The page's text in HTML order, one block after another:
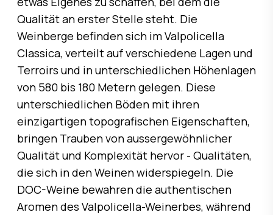
Qualität an erster Stelle steht. Die
Weinberge befinden sich im Valpolicella
Classica, verteilt auf verschiedene Lagen und
Terroirs und in unterschiedlichen Höhenlagen
von 580 bis 180 Metern gelegen. Diese
unterschiedlichen Böden mit ihren
einzigartigen topografischen Eigenschaften,
bringen Trauben von aussergewöhnlicher
Qualität und Komplexität hervor - Qualitäten,
die sich in den Weinen widerspiegeln. Die
DOC-Weine bewahren die authentischen
Aromen des Valpolicella-Weinerbes, während